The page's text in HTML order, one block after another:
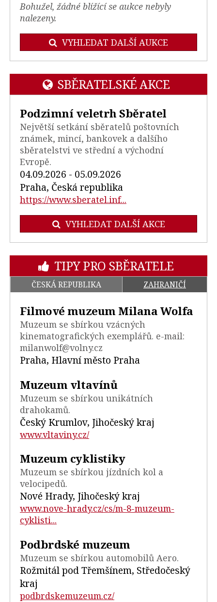
Bohužel, žádné blížící se aukce nebyly
nalezeny.
VYHLEDAT DALŠÍ AUKCE
SBĚRATELSKÉ AKCE
Podzimní veletrh Sběratel
Největší setkání sběratelů poštovních
známek, mincí, bankovek a dalšího
sběratelstvi ve střední a východní
Evropě.
04.09.2026 - 05.09.2026
Praha, Česká republika
https://www.sberatel.inf...
VYHLEDAT DALŠÍ AKCE
TIPY PRO SBĚRATELE
ČESKÁ REPUBLIKA ZAHRANIČÍ
Filmové muzeum Milana Wolfa
Muzeum se sbírkou vzácných
kinematografických exemplářů. e-mail:
milanwolf@volny.cz
Praha, Hlavní město Praha
Muzeum vltavínů
Muzeum se sbírkou unikátních
drahokamů.
Český Krumlov, Jihočeský kraj
www.vltaviny.cz/
Muzeum cyklistiky
Muzeum se sbírkou jízdních kol a
velocipedů.
Nové Hrady, Jihočeský kraj
www.nove-hrady.cz/cs/m-8-muzeum-
cyklisti...
Podbrdské muzeum
Muzeum se sbírkou automobilů Aero.
Rožmitál pod Třemšínem, Středočeský
kraj
podbrdskemuzeum.cz/